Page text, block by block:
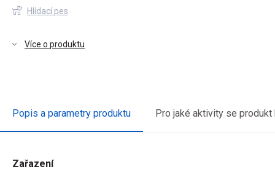
Hlídací pes
Více o produktu
Popis a parametry produktu Pro jaké aktivity se produkt
Zařazení